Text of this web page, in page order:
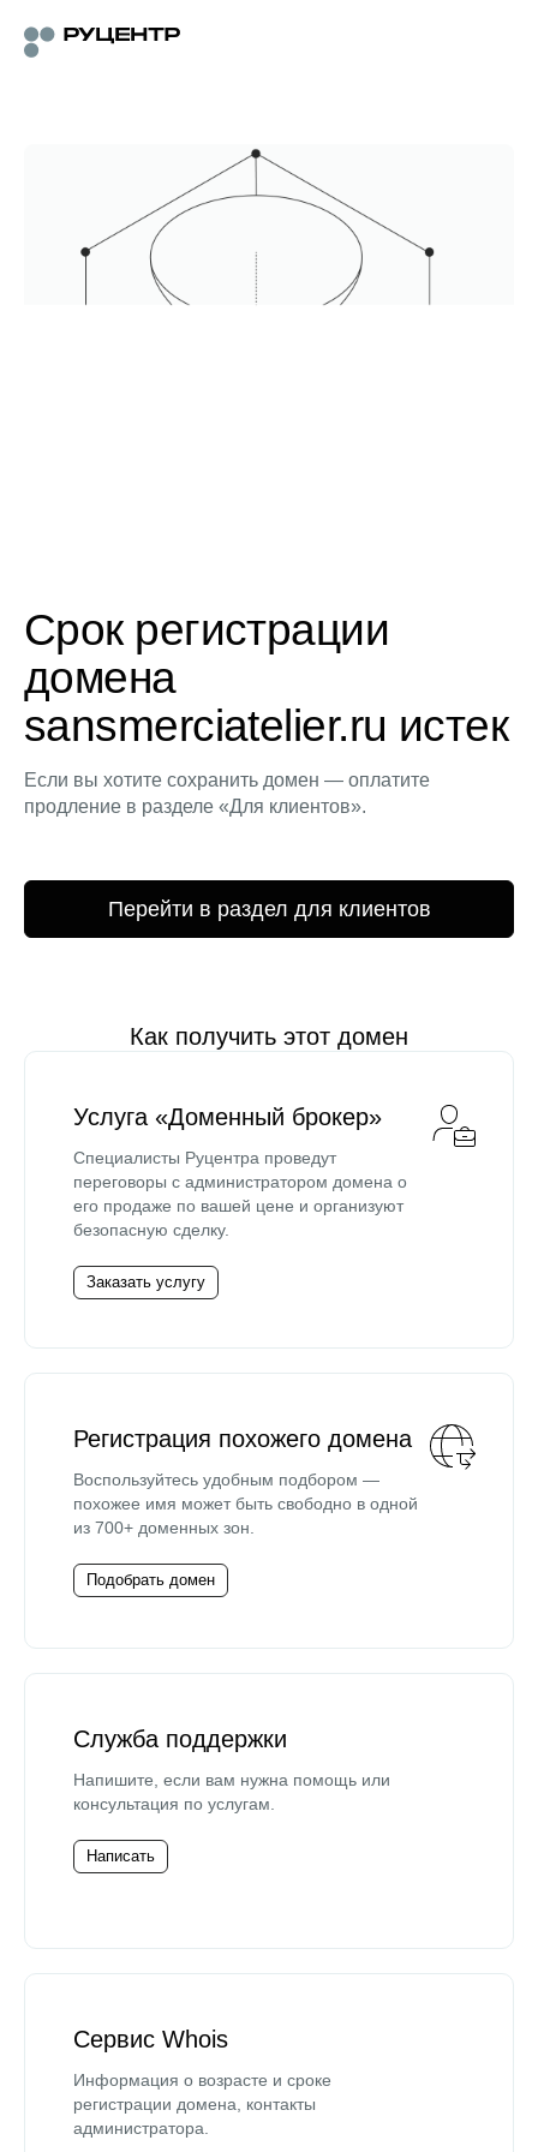
Срок регистрации
домена
sansmerciatelier.ru истек
Если вы хотите сохранить домен — оплатите
продление в разделе «Для клиентов».
Перейти в раздел для клиентов
Как получить этот домен
Услуга «Доменный брокер»
Специалисты Руцентра проведут
переговоры с администратором домена о
его продаже по вашей цене и организуют
безопасную сделку.
Заказать услугу
Регистрация похожего домена
Воспользуйтесь удобным подбором —
похожее имя может быть свободно в одной
из 700+ доменных зон.
Подобрать домен
Служба поддержки
Напишите, если вам нужна помощь или
консультация по услугам.
Написать
Сервис Whois
Информация о возрасте и сроке
регистрации домена, контакты
администратора.